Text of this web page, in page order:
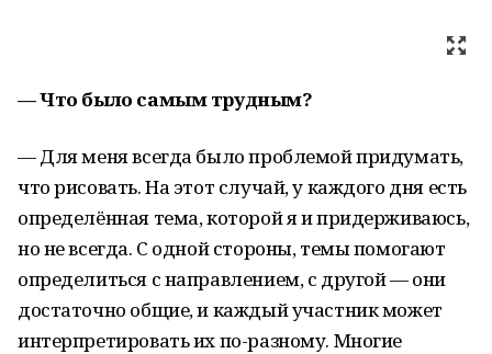
— Что было самым трудным?
— Для меня всегда было проблемой придумать,
что рисовать. На этот случай, у каждого дня есть
определённая тема, которой я и придерживаюсь,
но не всегда. С одной стороны, темы помогают
определиться с направлением, с другой — они
достаточно общие, и каждый участник может
интерпретировать их по-разному. Многие